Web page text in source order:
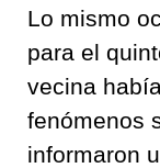
Lo mismo
para el
vecina
fenómenos
informaron